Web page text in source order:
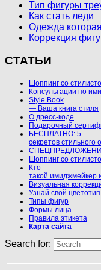
Тип фигуры
Как стать леди
Одежда
Коррекция
СТАТЬИ
Шоппинг со
Консультации по
Style Book
— Ваша книга стиля
О дресс-коде
Подарочный
БЕСПЛАТНО: 5
секретов стильного
Шоппинг со
Кто
такой имиджмейкер
Визуальная
Узнай свой
Типы фигур
Формы лица
Правила этикета
Карта сайта
Search for: